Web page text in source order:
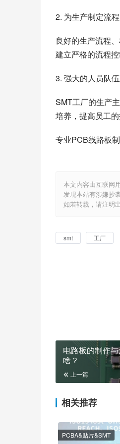
2. 为生产制定流
良好的生产流程
建立严格的流程控
3. 强大的人员队
SMT工厂的生产
培养，提高员工
专业PCB线路板
本文内容由互联网
发现本站有涉嫌抄
如若转载，请注明
smt 工厂
电路板的制作
啥？
上一篇
相关推荐
PCBA&贴片&SMT